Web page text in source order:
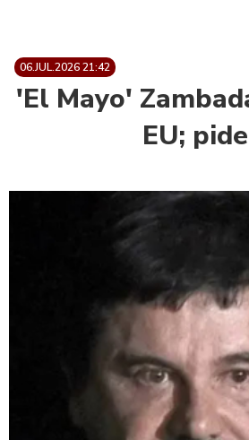
06.JUL.2026 21:42
'El Mayo'
EU;